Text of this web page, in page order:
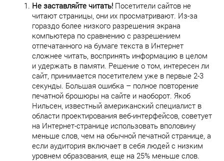
Не заставляйте читать! Посетители сайтов не
читают страницы, они их просматривают. Из-за
гораздо более низкого разрешения экрана
компьютера по сравнению с разрешением
отпечатанного на бумаге текста в Интернет
сложнее читать, воспринять информацию в целом
и удержать в памяти. Решение о том, интересен ли
сайт, принимается посетителем уже в первые 2-3
секунды. Большая ошибка – полное повторение
печатной брошюры на сайте и наоборот. Якоб
Нильсен, известный американский специалист в
области проектирования веб-интерфейсов, советует
на Интернет-странице использовать вполовину
меньше слов, чем на обычной печатной странице, а
если аудитория включает в себя людей с низким
уровнем образования, еще на 25% меньше слов.